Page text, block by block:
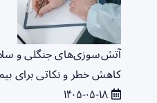
آتش‌سوزی‌های جنگلی و
کاهش خطر و نکاتی برای